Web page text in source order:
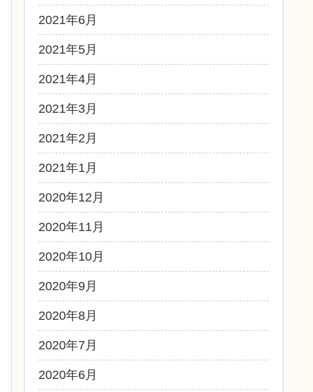
2021年6月
2021年5月
2021年4月
2021年3月
2021年2月
2021年1月
2020年12月
2020年11月
2020年10月
2020年9月
2020年8月
2020年7月
2020年6月